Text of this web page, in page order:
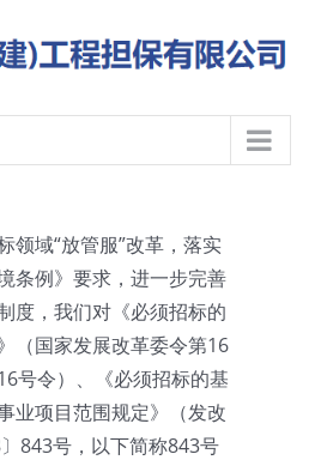
领域“放管服”改革，落实
条例》要求，进一步完善
度，我们对《必须招标的
（国家发展改革委令第16
号令）、《必须招标的基
业项目范围规定》（发改
843号，以下简称843号